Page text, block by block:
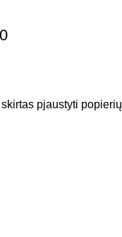
pjaustyti